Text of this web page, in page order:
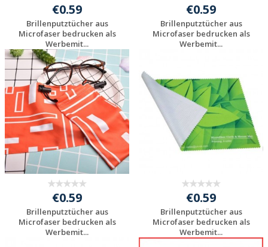
€0.59
Brillenputztücher aus
Microfaser bedrucken als
Werbemit...
Individuelles
Angebot anfordern
€0.59
Brillenputztücher aus
Microfaser bedrucken als
Werbemit...
€0.59
Brillenputztücher aus
Microfaser bedrucken als
Werbemit...
€0.59
Brillenputztücher aus
Microfaser bedrucken als
Werbemit...